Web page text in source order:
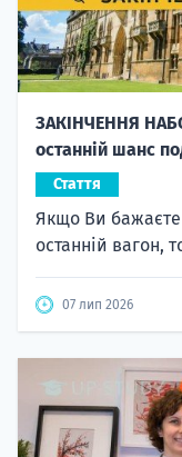
ЗАКІНЧЕННЯ
останній шанс
Стаття
Якщо Ви бажаєте
останній вагон,
07 лип 2026